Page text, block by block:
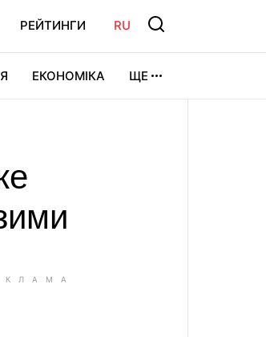
РЕЙТИНГИ RU
ЕКОНОМІКА ЩЕ